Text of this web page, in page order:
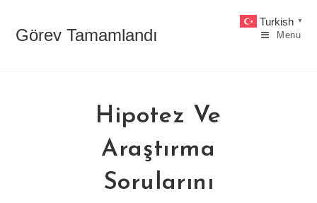
contentGörev Tamamlandı Menu
Hipotez Ve
Araştırma
Sorularını
Turkish ▼